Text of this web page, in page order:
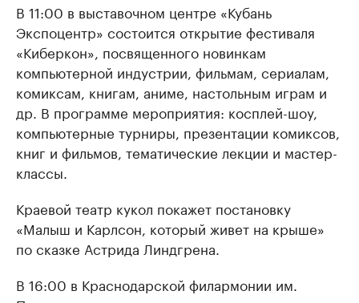
В 11:00 в выставочном центре «Кубань
Экспоцентр» состоится открытие фестиваля
«Киберкон», посвященного новинкам
компьютерной индустрии, фильмам, сериалам,
комиксам, книгам, аниме, настольным играм и
др. В программе мероприятия: косплей-шоу,
компьютерные турниры, презентации комиксов,
книг и фильмов, тематические лекции и мастер-
классы.
Краевой театр кукол покажет постановку
«Малыш и Карлсон, который живет на крыше»
по сказке Астрида Линдгрена.
В 16:00 в Краснодарской филармонии им.